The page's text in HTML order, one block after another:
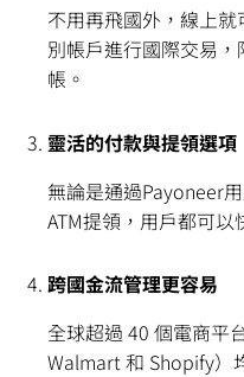
不用再飛國外，線上
別帳戶進行國際交易
帳。
靈活的付款與提領選項
無論是通過Payoneer
ATM提領，用戶都可以
跨國金流管理更容易
全球超過 40 個電商平
Walmart 和 Shopify）